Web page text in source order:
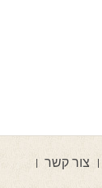
צור קשר